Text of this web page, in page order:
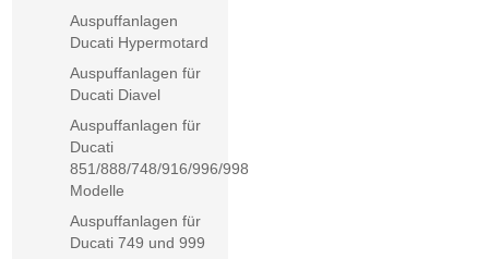
Auspuffanlagen
Ducati Hypermotard
Auspuffanlagen für
Ducati Diavel
Auspuffanlagen für
Ducati
851/888/748/916/996/998
Modelle
Auspuffanlagen für
Ducati 749 und 999